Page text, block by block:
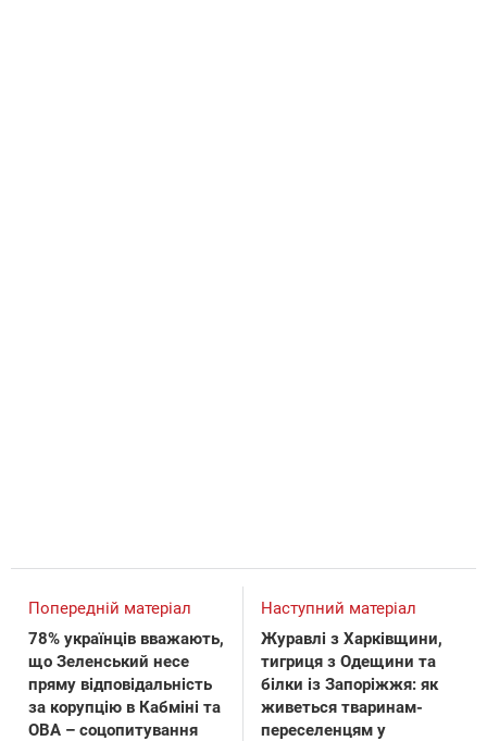
Попередній матеріал
78% українців вважають,
що Зеленський несе
пряму відповідальність
за корупцію в Кабміні та
ОВА – соцопитування
Наступний матеріал
Журавлі з Харківщини,
тигриця з Одещини та
білки із Запоріжжя: як
живеться тваринам-
переселенцям у